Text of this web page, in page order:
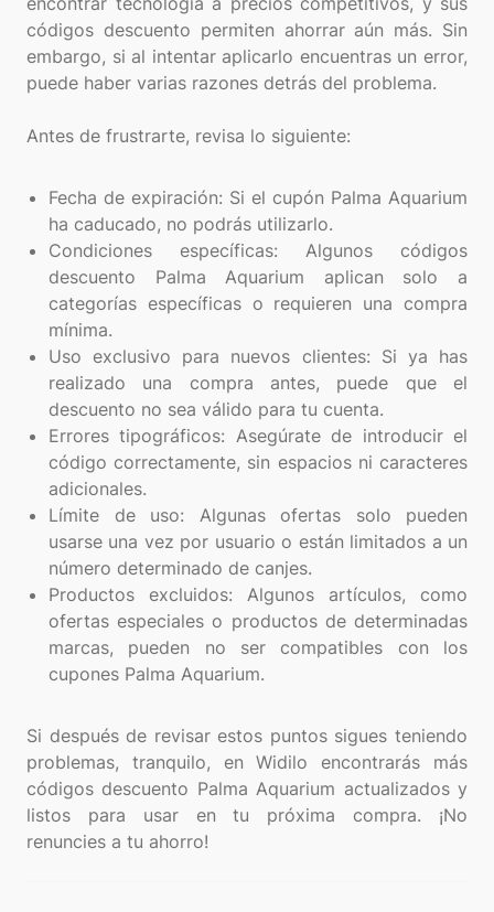
códigos descuento permiten ahorrar aún más. Sin
embargo, si al intentar aplicarlo encuentras un error,
puede haber varias razones detrás del problema.
Antes de frustrarte, revisa lo siguiente:
Fecha de expiración: Si el cupón Palma Aquarium
ha caducado, no podrás utilizarlo.
Condiciones específicas: Algunos códigos
descuento Palma Aquarium aplican solo a
categorías específicas o requieren una compra
mínima.
Uso exclusivo para nuevos clientes: Si ya has
realizado una compra antes, puede que el
descuento no sea válido para tu cuenta.
Errores tipográficos: Asegúrate de introducir el
código correctamente, sin espacios ni caracteres
adicionales.
Límite de uso: Algunas ofertas solo pueden
usarse una vez por usuario o están limitados a un
número determinado de canjes.
Productos excluidos: Algunos artículos, como
ofertas especiales o productos de determinadas
marcas, pueden no ser compatibles con los
cupones Palma Aquarium.
Si después de revisar estos puntos sigues teniendo
problemas, tranquilo, en Widilo encontrarás más
códigos descuento Palma Aquarium actualizados y
listos para usar en tu próxima compra. ¡No